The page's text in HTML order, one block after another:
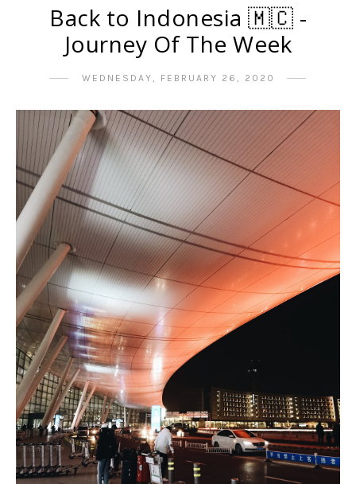
Back to Indonesia 🇲🇨 -
Journey Of The Week
WEDNESDAY, FEBRUARY 26, 2020